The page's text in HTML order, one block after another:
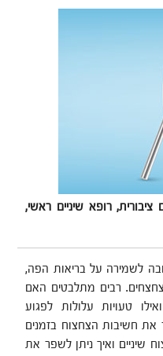
רופא שיניים ראשי,
לשמירה על בריאות הפה,
רבים מתלבטים האם
טעויות עלולות לפגוע
את חשיבות הצחצוח בזמנים
שיניים ואיך ניתן לשפר את